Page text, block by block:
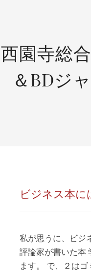
西園寺総
＆BDジ
ビジネス本に
私が思うに、ビジ
評論家が書いた本
ます。 で、２は